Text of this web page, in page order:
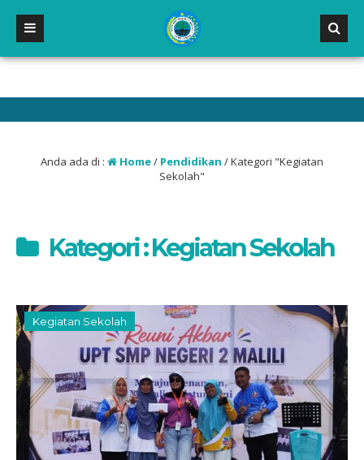
NEGERI 2 MALILI
Anda ada di : Home/ Pendidikan /Kategori "Kegiatan
Sekolah"
Kategori : Kegiatan Sekolah
Kegiatan Sekolah